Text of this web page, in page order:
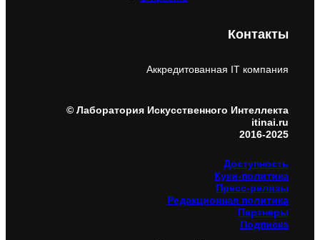
Контакты
Аккредитованная IT компания
© Лаборатория Искусственного Интеллекта
itinai.ru
2016-2025
Доступность
Куки-политика
Пресс-релизы
Редакционная политика
Партнеры
Подписка